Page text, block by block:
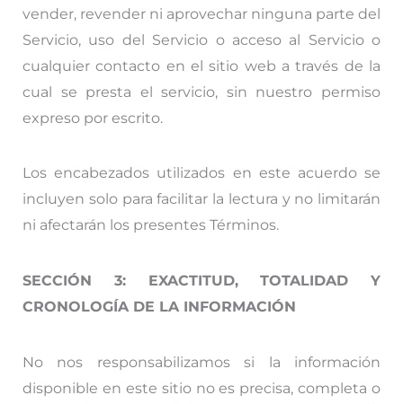
vender, revender ni aprovechar ninguna parte del
Servicio, uso del Servicio o acceso al Servicio o
cualquier contacto en el sitio web a través de la
cual se presta el servicio, sin nuestro permiso
expreso por escrito.
Los encabezados utilizados en este acuerdo se
incluyen solo para facilitar la lectura y no limitarán
ni afectarán los presentes Términos.
SECCIÓN 3: EXACTITUD, TOTALIDAD Y
CRONOLOGÍA DE LA INFORMACIÓN
No nos responsabilizamos si la información
disponible en este sitio no es precisa, completa o